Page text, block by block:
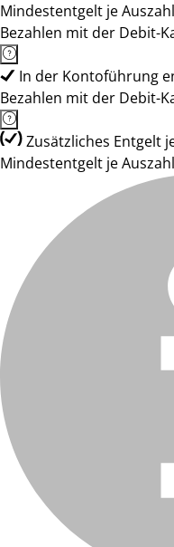
Mindestentgelt je
Bezahlen mit der Debit-
In der Kontoführung
Bezahlen mit der Debit-
Zusätzliches Entgelt
Mindestentgelt je